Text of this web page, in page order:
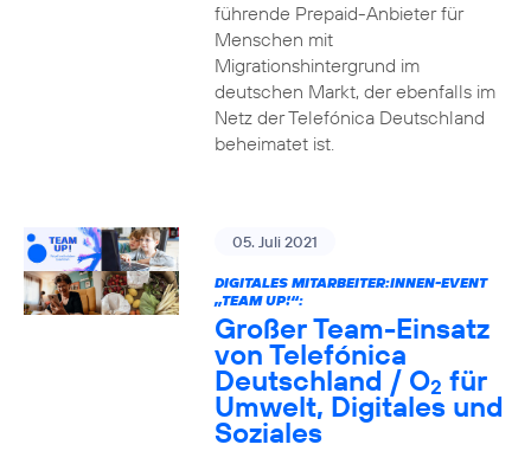
führende Prepaid-Anbieter für
Menschen mit
Migrationshintergrund im
deutschen Markt, der ebenfalls im
Netz der Telefónica Deutschland
beheimatet ist.
05. Juli 2021
DIGITALES MITARBEITER:INNEN-EVENT
„TEAM UP!“:
Großer Team-Einsatz
von Telefónica
Deutschland / O2 für
Umwelt, Digitales und
Soziales